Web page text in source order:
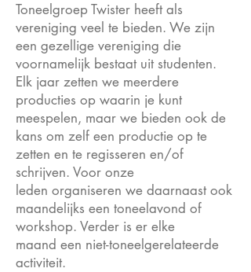
Toneelgroep Twister heeft als
vereniging veel te bieden. We zijn
een gezellige vereniging die
voornamelijk bestaat uit studenten.
Elk jaar zetten we meerdere
producties op waarin je kunt
meespelen, maar we bieden ook de
kans om zelf een productie op te
zetten en te regisseren en/of
schrijven. Voor onze
leden organiseren we daarnaast ook
maandelijks een toneelavond of
workshop. Verder is er elke
maand een niet-toneelgerelateerde
activiteit.